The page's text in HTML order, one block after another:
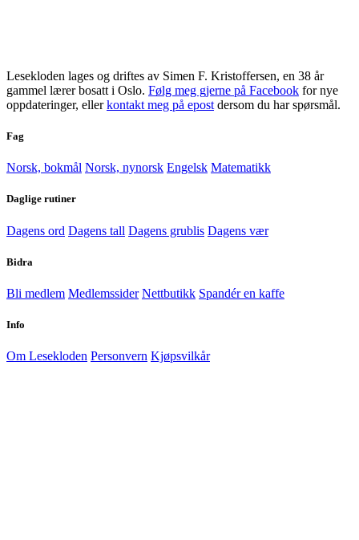
Lesekloden lages og driftes av Simen F. Kristoffersen, en 38 år
gammel lærer bosatt i Oslo. Følg meg gjerne på Facebook for nye
oppdateringer, ellerkontakt meg på epost dersom du har spørsmål.
Fag
Norsk, bokmål Norsk, nynorsk Engelsk Matematikk
Daglige rutiner
Dagens ord Dagens tall Dagens grublis Dagens vær
Bidra
Bli medlem Medlemssider Nettbutikk Spandér en kaffe
Info
Om Lesekloden Personvern Kjøpsvilkår